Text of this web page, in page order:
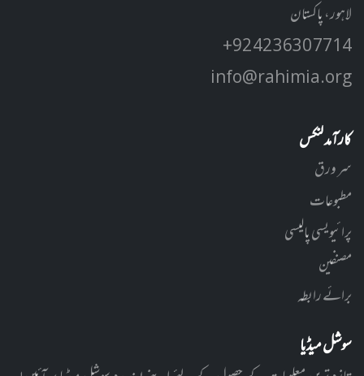
لاہور، پاکستان
+92 42 3630 7714
info@rahimia.org
کارآمد لنکس
سر ورق
مطبوعات
پرائیویسی پالیسی
مصنفین
برائے رابطہ
سوشل میڈیا